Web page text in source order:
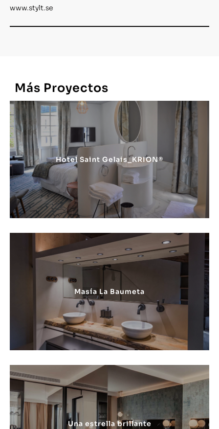
www.stylt.se
Más Proyectos
Hotel Saint Gelais_KRION®
Masía La Baumeta
Una estrella brillante